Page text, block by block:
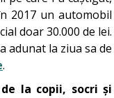
2017 un automobil
doar 30.000 de lei.
adunat la ziua sa de
.
la copii, socri și